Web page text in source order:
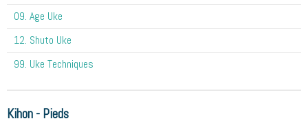
09. Age Uke
12. Shuto Uke
99. Uke Techniques
Kihon - Pieds